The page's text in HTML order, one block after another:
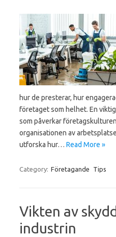
hur de presterar, hur
företaget som helhet. En
som påverkar
organisationen av
utforska hur… Read More »
Category: Företagande Tips
Vikten av
industrin